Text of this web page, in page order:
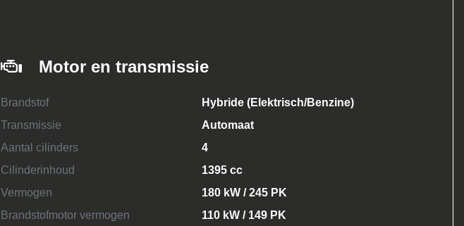
Motor en transmissie
Brandstof
Hybride (Elektrisch/Benzine)
Transmissie
Automaat
Aantal cilinders
4
Cilinderinhoud
1395 cc
Vermogen
180 kW / 245 PK
Brandstofmotor vermogen
110 kW / 149 PK